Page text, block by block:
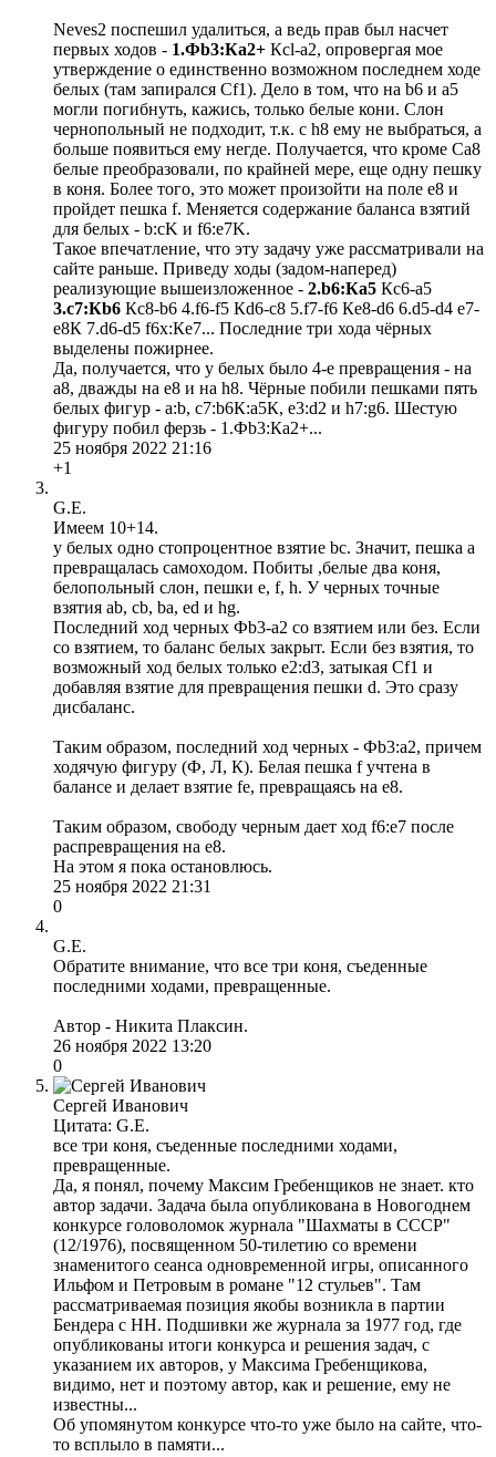
Neves2 поспешил удалиться, а ведь прав был насчет
первых ходов - 1.Фb3:Кa2+ Кcl-a2, опровергая мое
утверждение о единственно возможном последнем ходе
белых (там запирался Сf1). Дело в том, что на b6 и а5
могли погибнуть, кажись, только белые кони. Слон
чернопольный не подходит, т.к. с h8 ему не выбраться, а
больше появиться ему негде. Получается, что кроме Са8
белые преобразовали, по крайней мере, еще одну пешку
в коня. Более того, это может произойти на поле е8 и
пройдет пешка f. Меняется содержание баланса взятий
для белых - b:cK и f6:e7K.
Такое впечатление, что эту задачу уже рассматривали на
сайте раньше. Приведу ходы (задом-наперед)
реализующие вышеизложенное - 2.b6:Кa5 Кc6-a5
3.c7:Кb6 Кc8-b6 4.f6-f5 Кd6-c8 5.f7-f6 Кe8-d6 6.d5-d4 e7-
e8К 7.d6-d5 f6x:Кe7... Последние три хода чёрных
выделены пожирнее.
Да, получается, что у белых было 4-е превращения - на
а8, дважды на е8 и на h8. Чёрные побили пешками пять
белых фигур - a:b, c7:b6К:a5К, e3:d2 и h7:g6. Шестую
фигуру побил ферзь - 1.Фb3:Кa2+...
25 ноября 2022 21:16
+1
G.E.
Имеем 10+14.
у белых одно стопроцентное взятие bc. Значит, пешка a
превращалась самоходом. Побиты ,белые два коня,
белопольный слон, пешки e, f, h. У черных точные
взятия ab, cb, ba, ed и hg.
Последний ход черных Фb3-a2 со взятием или без. Если
со взятием, то баланс белых закрыт. Если без взятия, то
возможный ход белых только е2:d3, затыкая Сf1 и
добавляя взятие для превращения пешки d. Это сразу
дисбаланс.
Таким образом, последний ход черных - Фb3:a2, причем
ходячую фигуру (Ф, Л, К). Белая пешка f учтена в
балансе и делает взятие fe, превращаясь на e8.
Таким образом, свободу черным дает ход f6:e7 после
распревращения на e8.
На этом я пока остановлюсь.
25 ноября 2022 21:31
0
G.E.
Обратите внимание, что все три коня, съеденные
последними ходами, превращенные.
Автор - Никита Плаксин.
26 ноября 2022 13:20
0
Сергей Иванович
Цитата: G.E.
все три коня, съеденные последними ходами,
превращенные.
Да, я понял, почему Максим Гребенщиков не знает. кто
автор задачи. Задача была опубликована в Новогоднем
конкурсе головоломок журнала "Шахматы в СССР"
(12/1976), посвященном 50-тилетию со времени
знаменитого сеанса одновременной игры, описанного
Ильфом и Петровым в романе "12 стульев". Там
рассматриваемая позиция якобы возникла в партии
Бендера с НН. Подшивки же журнала за 1977 год, где
опубликованы итоги конкурса и решения задач, с
указанием их авторов, у Максима Гребенщикова,
видимо, нет и поэтому автор, как и решение, ему не
известны...
Об упомянутом конкурсе что-то уже было на сайте, что-
то всплыло в памяти...